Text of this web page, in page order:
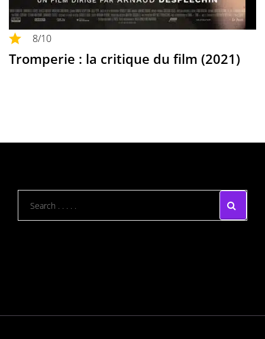
8/10
Tromperie : la critique du film (2021)